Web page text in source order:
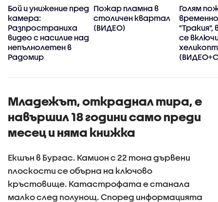
Бой и унижение пред
камера:
Разпространиха
видео с насилие над
непълнолетен в
Радомир
Пожар пламна в
столичен квартал
(ВИДЕО)
Голям
"Тракия",
се
Младежът, откраднал тира, е
навършил 18 години само преди
месец и няма книжка
Екшън в Бургас. Камион с 22 тона дървени
плоскости се обърна на ключово
кръстовище. Катастрофата е станала
малко след полунощ. Според информацията